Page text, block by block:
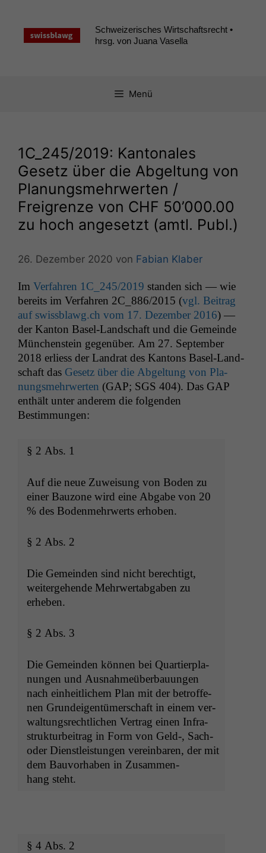
springen
Schweizerisches Wirtschaftsrecht •
hrsg. von Juana Vasella
Menü
1C_245/2019: Kantonales
Gesetz über die Abgeltung von
Planungsmehrwerten /
Freigrenze von CHF 50’000.00
zu hoch angesetzt (amtl. Publ.)
26. Dezember 2020 von Fabian Klaber
Im Ver­fahren 1C_245/2019 standen sich — wie
bere­its im Ver­fahren 2C_886/2015 (vgl. Beitrag
auf swissblawg.ch vom 17. Dezem­ber 2016) —
der Kan­ton Basel-Land­schaft und die Gemeinde
München­stein gegenüber. Am 27. Sep­tem­ber
2018 erliess der Lan­drat des Kan­tons Basel-Land­
schaft das Gesetz über die Abgel­tung von Pla­
nungsmehrw­erten (GAP; SGS 404). Das GAP
enthält unter anderem die fol­gen­den
Bestimmungen:
§ 2 Abs. 1
Auf die neue Zuweisung von Boden zu
ein­er Bau­zone wird eine Abgabe von 20
% des Boden­mehrw­erts erhoben.
§ 2 Abs. 2
Die Gemein­den sind nicht berechtigt,
weit­erge­hende Mehrw­ertab­gaben zu
erheben.
§ 2 Abs. 3
Die Gemein­den kön­nen bei Quartier­pla­
nun­gen und Aus­nah­meüber­bau­un­gen
nach ein­heitlichem Plan mit der betrof­fe­
nen Grun­deigen­tümer­schaft in einem ver­
wal­tungsrechtlichen Ver­trag einen Infra­
struk­turbeitrag in Form von Geld‑, Sach-
oder Dien­stleis­tun­gen vere­in­baren, der mit
dem Bau­vorhaben in Zusam­men­
hang steht.
§ 4 Abs. 2